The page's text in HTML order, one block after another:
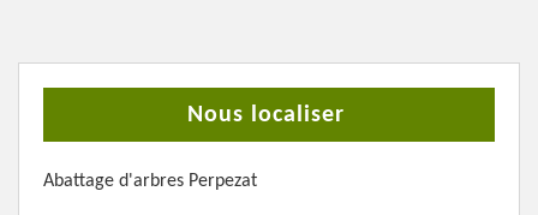
Nous localiser
Abattage d'arbres Perpezat